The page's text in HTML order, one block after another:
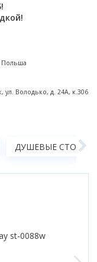
Польша
ул. Володько, д. 24А, к.306
ДУШЕВЫЕ